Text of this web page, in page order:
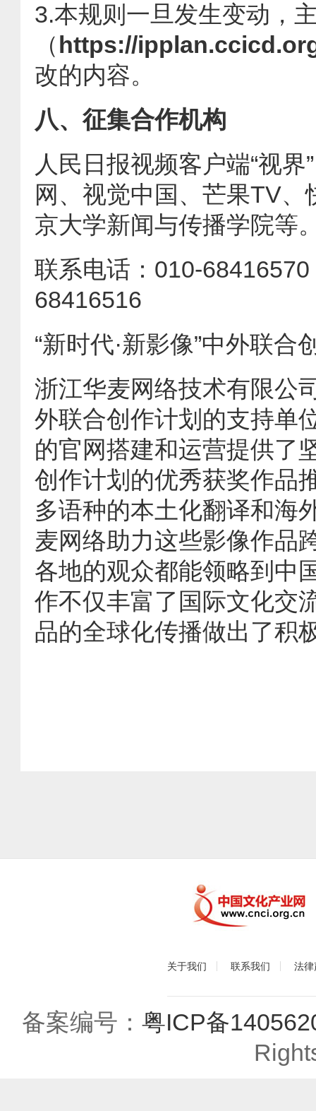
3.本规则一旦发生变动，
（ https://
改的内容。
八、征集合作机构
人民日报视频客户端“视
网、视觉中国、芒果TV
京大学新闻与传播学院等
联系电话：010-
68416516
“新时代·新影像”中外联合
浙江华麦网络技术有限公
外联合创作计划的支持单
的官网搭建和运营提供了
创作计划的优秀获奖作品
多语种的本土化翻译和海
麦网络助力这些影像作品
各地的观众都能领略到中
作不仅丰富了国际文化交
品的全球化传播做出了积
关于我们 联系我们 法律
备案编号： 粤ICP备